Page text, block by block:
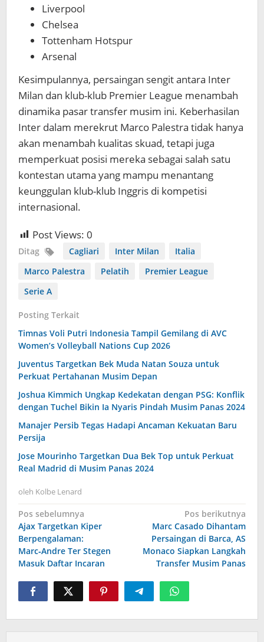
Liverpool
Chelsea
Tottenham Hotspur
Arsenal
Kesimpulannya, persaingan sengit antara Inter
Milan dan klub-klub Premier League menambah
dinamika pasar transfer musim ini. Keberhasilan
Inter dalam merekrut Marco Palestra tidak hanya
akan menambah kualitas skuad, tetapi juga
memperkuat posisi mereka sebagai salah satu
kontestan utama yang mampu menantang
keunggulan klub-klub Inggris di kompetisi
internasional.
Post Views: 0
Ditag Cagliari Inter Milan
Italia
Marco Palestra
Pelatih
Premier League
Serie A
Posting Terkait
Timnas Voli Putri Indonesia Tampil Gemilang di AVC
Women’s Volleyball Nations Cup 2026
Juventus Targetkan Bek Muda Natan Souza untuk
Perkuat Pertahanan Musim Depan
Joshua Kimmich Ungkap Kedekatan dengan PSG: Konflik
dengan Tuchel Bikin Ia Nyaris Pindah Musim Panas 2024
Manajer Persib Tegas Hadapi Ancaman Kekuatan Baru
Persija
Jose Mourinho Targetkan Dua Bek Top untuk Perkuat
Real Madrid di Musim Panas 2024
oleh Kolbe Lenard
Navigasi
pos
Pos sebelumnya
Ajax Targetkan Kiper
Berpengalaman:
Marc‑Andre Ter Stegen
Masuk Daftar Incaran
Pos berikutnya
Marc Casado Dihantam
Persaingan di Barca, AS
Monaco Siapkan Langkah
Transfer Musim Panas